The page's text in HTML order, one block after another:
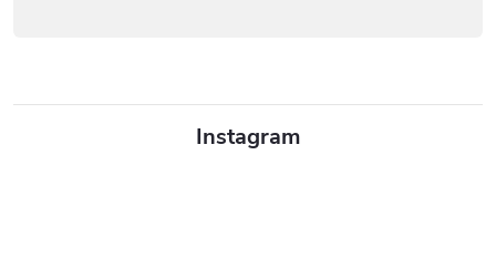
Instagram